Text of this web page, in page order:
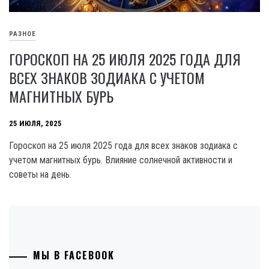
РАЗНОЕ
ГОРОСКОП НА 25 ИЮЛЯ 2025 ГОДА ДЛЯ
ВСЕХ ЗНАКОВ ЗОДИАКА С УЧЕТОМ
МАГНИТНЫХ БУРЬ
25 ИЮЛЯ, 2025
Гороскоп на 25 июля 2025 года для всех знаков зодиака с
учетом магнитных бурь. Влияние солнечной активности и
советы на день.
МЫ В FACEBOOK